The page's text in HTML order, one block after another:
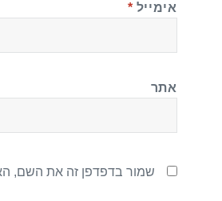
אימייל *
אתר
שמור בדפדפן זה את השם,